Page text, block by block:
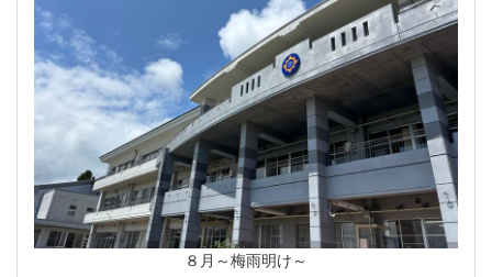
８月～梅雨明け～